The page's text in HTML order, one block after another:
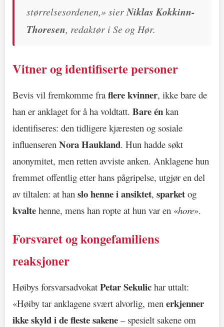
størrelsesordenen,» sierNiklas Kokkinn-
Thoresen, redaktør i Se og Hør.
Vitner og identifiserte personer
Bevis vil fremkomme fraflere kvinner, ikke bare de
han er anklaget for å ha voldtatt. Bare én kan
identifiseres: den tidligere kjæresten og sosiale
influenseren Nora Haukland. Hun hadde søkt
anonymitet, men retten avviste anken. Anklagene hun
fremmet offentlig etter hans pågripelse, utgjør en del
av tiltalen: at han slo henne i ansiktet, sparket og
kvalte henne, mens han ropte at hun var en «hore».
Forsvaret og kongefamiliens
reaksjoner
Høibys forsvarsadvokat Petar Sekulic har uttalt:
«Høiby tar anklagene svært alvorlig, men erkjenner
ikke skyld i de fleste sakene – spesielt sakene om